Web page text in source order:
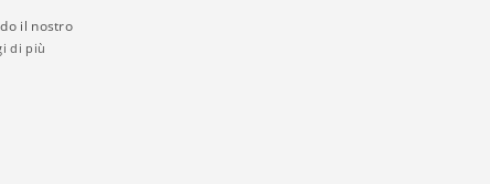
La pubblicazione degli annunci
materia di privacy e/o di alcun altro
il nostro
di più